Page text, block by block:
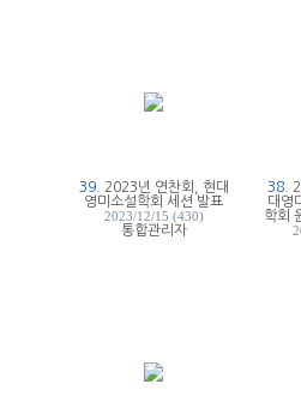
39.
2023년 연찬회, 현대
영미소설학회 세션 발표
2023/12/15 (430)
통합관리자
38.
대영
학회